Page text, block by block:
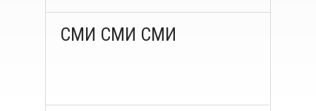
СМИ СМИ СМИ